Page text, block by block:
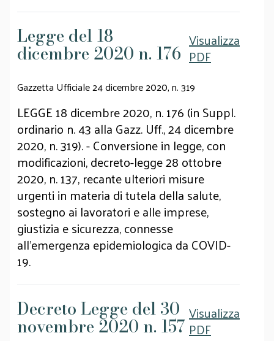
Legge del 18
dicembre 2020 n. 176
Visualizza
PDF
Gazzetta Ufficiale 24 dicembre 2020, n. 319
LEGGE 18 dicembre 2020, n. 176 (in Suppl.
ordinario n. 43 alla Gazz. Uff., 24 dicembre
2020, n. 319). - Conversione in legge, con
modificazioni, decreto-legge 28 ottobre
2020, n. 137, recante ulteriori misure
urgenti in materia di tutela della salute,
sostegno ai lavoratori e alle imprese,
giustizia e sicurezza, connesse
all'emergenza epidemiologica da COVID-
19.
Decreto Legge del 30
novembre 2020 n. 157
Visualizza
PDF